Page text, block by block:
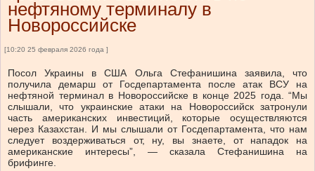
нефтяному терминалу в
Новороссийске
[10:20 25 февраля 2026 года ]
Посол Украины в США Ольга Стефанишина заявила, что
получила демарш от Госдепартамента после атак ВСУ на
нефтяной терминал в Новороссийске в конце 2025 года. “Мы
слышали, что украинские атаки на Новороссийск затронули
часть американских инвестиций, которые осуществляются
через Казахстан. И мы слышали от Госдепартамента, что нам
следует воздерживаться от, ну, вы знаете, от нападок на
американские интересы”, — сказала Стефанишина на
брифинге.